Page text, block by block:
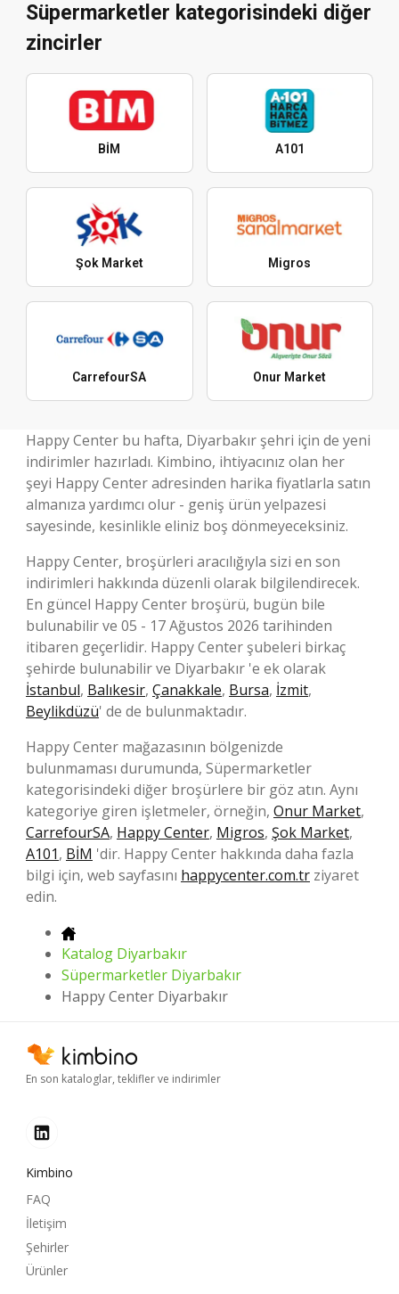
Süpermarketler kategorisindeki diğer
zincirler
BİM A101
Şok Market Migros
CarrefourSA Onur Market
Happy Center bu hafta, Diyarbakır şehri için de yeni
indirimler hazırladı. Kimbino, ihtiyacınız olan her
şeyi Happy Center adresinden harika fiyatlarla satın
almanıza yardımcı olur - geniş ürün yelpazesi
sayesinde, kesinlikle eliniz boş dönmeyeceksiniz.
Happy Center, broşürleri aracılığıyla sizi en son
indirimleri hakkında düzenli olarak bilgilendirecek.
En güncel Happy Center broşürü, bugün bile
bulunabilir ve 05 - 17 Ağustos 2026 tarihinden
itibaren geçerlidir. Happy Center şubeleri birkaç
şehirde bulunabilir ve Diyarbakır 'e ek olarak
İstanbul, Balıkesir, Çanakkale, Bursa, İzmit,
Beylikdüzü' de de bulunmaktadır.
Happy Center mağazasının bölgenizde
bulunmaması durumunda, Süpermarketler
kategorisindeki diğer broşürlere bir göz atın. Aynı
kategoriye giren işletmeler, örneğin, Onur Market,
CarrefourSA, Happy Center, Migros, Şok Market,
A101, BİM 'dir. Happy Center hakkında daha fazla
bilgi için, web sayfasını happycenter.com.tr ziyaret
edin.
Katalog Diyarbakır
Süpermarketler Diyarbakır
Happy Center Diyarbakır
En son kataloglar, teklifler ve indirimler
Kimbino
FAQ
İletişim
Şehirler
Ürünler